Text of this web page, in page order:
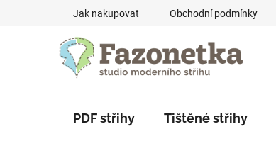
Jak nakupovat Obchodní podmínky
PDF střihy Tištěné střihy